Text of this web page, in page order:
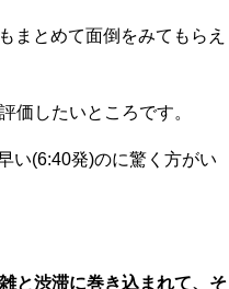
まとめて面倒をみてもらえ
価したいところです。
い(6:40発)のに驚く方がい
と渋滞に巻き込まれて、そ